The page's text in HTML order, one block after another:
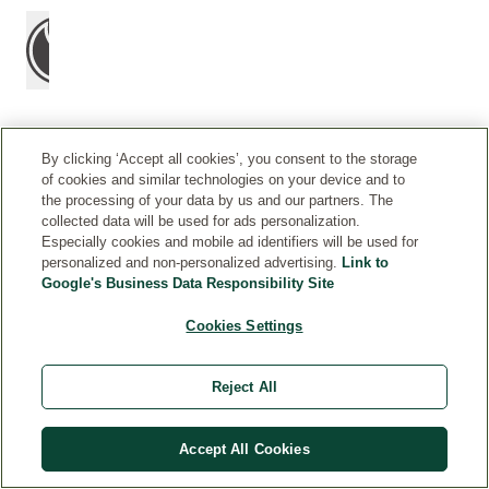
SUSIJĘ PRODUKTAI
By clicking ‘Accept all cookies’, you consent to the storage
of cookies and similar technologies on your device and to
the processing of your data by us and our partners. The
collected data will be used for ads personalization.
Especially cookies and mobile ad identifiers will be used for
personalized and non-personalized advertising. Link to
Google's Business Data Responsibility Site
Cookies Settings
Reject All
Accept All Cookies